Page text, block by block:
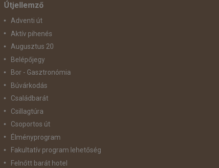
Útjellemző
Adventi út
Aktív pihenés
Augusztus 20
Belépőjegy
Bor - Gasztronómia
Búvárkodás
Családbarát
Csillagtúra
Csoportos út
Élményprogram
Fakultatív program lehetőség
Felnőtt barát hotel